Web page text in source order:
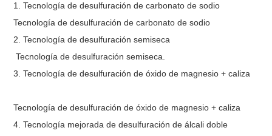
1. Tecnología de desulfuración de carbonato de sodio
Tecnología de desulfuración de carbonato de sodio
2. Tecnología de desulfuración semiseca
Tecnología de desulfuración semiseca.
3. Tecnología de desulfuración de óxido de magnesio + caliza
Tecnología de desulfuración de óxido de magnesio + caliza
4. Tecnología mejorada de desulfuración de álcali doble